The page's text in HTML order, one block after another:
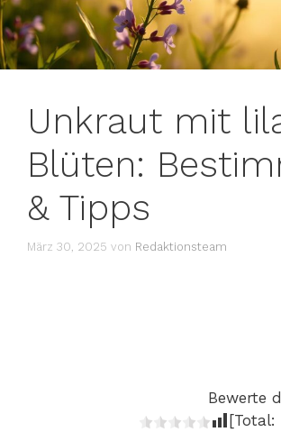
Unkraut mit
Blüten:
& Tipps
März 30, 2025 von Redaktionsteam
Bewerte
[Total: